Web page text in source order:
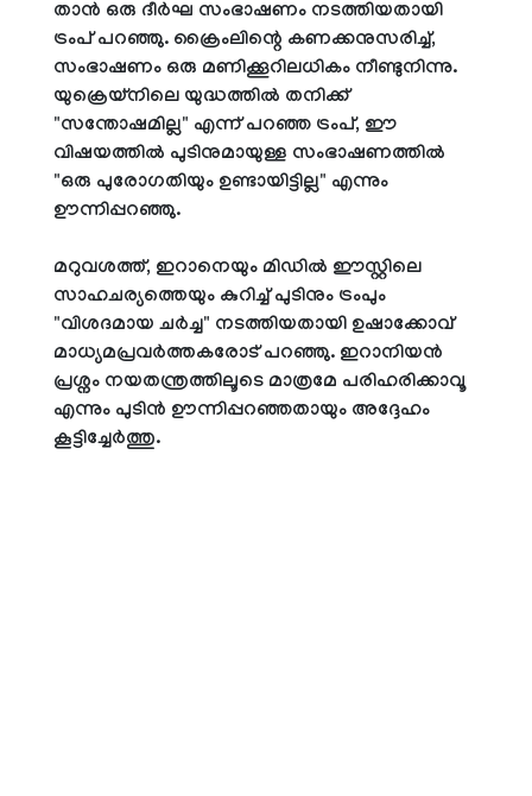
താൻ ഒരു ദീർഘ സംഭാഷണം നടത്തിയതായി
ട്രംപ് പറഞ്ഞു. ക്രൈംലിന്റെ കണക്കനുസരിച്ച്,
സംഭാഷണം ഒരു മണിക്കൂറിലധികം നീണ്ടുനിന്നു.
യുക്രെയ്നിലെ യുദ്ധത്തിൽ തനിക്ക്
"സന്തോഷമില്ല" എന്ന് പറഞ്ഞ ട്രംപ്, ഈ
വിഷയത്തിൽ പുടിനുമായുള്ള സംഭാഷണത്തിൽ
"ഒരു പുരോഗതിയും ഉണ്ടായിട്ടില്ല" എന്നും
ഊന്നിപ്പറഞ്ഞു.
മറുവശത്ത്, ഇറാനെയും മിഡിൽ ഈസ്റ്റിലെ
സാഹചര്യത്തെയും കുറിച്ച് പുടിനും ട്രംപും
"വിശദമായ ചർച്ച" നടത്തിയതായി ഉഷാക്കോവ്
മാധ്യമപ്രവർത്തകരോട് പറഞ്ഞു. ഇറാനിയൻ
പ്രശ്നം നയതന്ത്രത്തിലൂടെ മാത്രമേ പരിഹരിക്കാവൂ
എന്നും പുടിൻ ഊന്നിപ്പറഞ്ഞതായും അദ്ദേഹം
കൂട്ടിച്ചേർത്തു.